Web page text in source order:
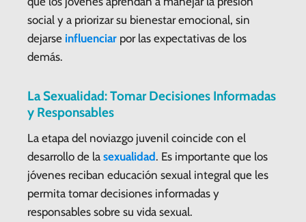
social y a priorizar su bienestar emocional, sin
dejarse influenciar por las expectativas de los
demás.
La Sexualidad: Tomar Decisiones Informadas
y Responsables
La etapa del noviazgo juvenil coincide con el
desarrollo de la sexualidad. Es importante que los
jóvenes reciban educación sexual integral que les
permita tomar decisiones informadas y
responsables sobre su vida sexual.